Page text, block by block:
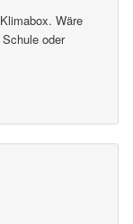
Wäre
oder